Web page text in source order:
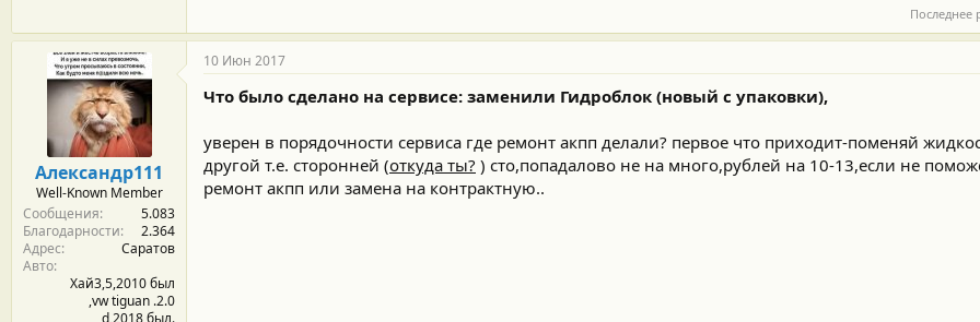
Последнее
Александр111
Well-Known Member
Сообщения
5.083
Благодарности
2.364
Адрес
Саратов
Авто
Хай3,5,2010 был
,vw tiguan .2.0
d,2018 был.
10 Июн 2017
Что было сделано на сервисе: заменили Гидроблок (новый с упаковки),
уверен в порядочности сервиса где ремонт акпп делали? первое что приходит-поменяй
другой т.е. сторонней (откуда ты? ) сто,попадалово не на много,рублей на 10-13,если не
ремонт акпп или замена на контрактную..